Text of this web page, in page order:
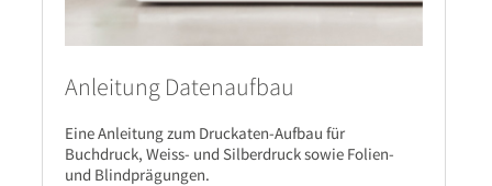
Anleitung Datenaufbau
Eine Anleitung zum Druckaten-Aufbau für
Buchdruck, Weiss- und Silberdruck sowie Folien-
und Blindprägungen.